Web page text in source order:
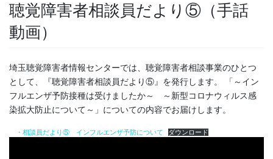
聴覚障害者相談員だより⑤（手話
動画）
埼玉聴覚障害者情報センターでは、聴覚障害者相談事業のひとつ
として、『聴覚障害者相談員だより⑤』を発行します。 「～イン
フルエンザ予防接種は受けましたか～ ～新型コロナウィルス感
染拡大防止について～」についての内容でお届けします。
・相談員だより⑤ インフルエンザ予防について ダウンロード